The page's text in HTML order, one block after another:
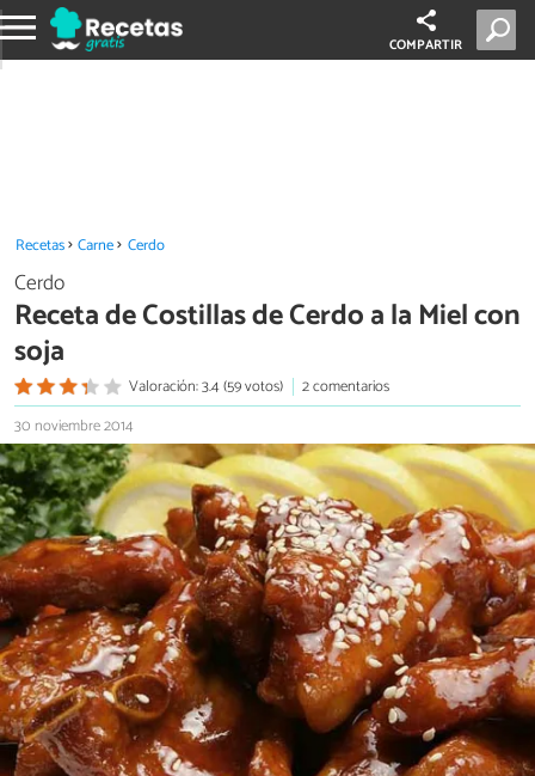
COMPARTIR
Recetas Carne Cerdo
Cerdo
Receta de Costillas de Cerdo a la Miel con
soja
Valoración: 3.4 (59 votos)
2 comentarios
30 noviembre 2014